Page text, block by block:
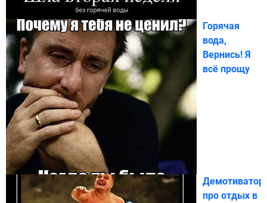
Горячая
вода,
Вернись! Я
всё прощу
Демотиватор
про отдых в